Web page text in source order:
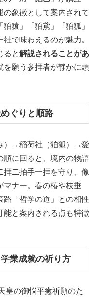
の象徴として案内されて
猿」「狛鳶」「狛狐」
で味わえるのが魅力。
ると解説されることがあ
を願う参拝者が静かに頭
ぐりと順路
）→稲荷社（狛狐）→愛
に回ると、境内の物語
拝二拍手一拝を守り、像
マナー。春の椿や枝垂
路「哲学の道」との相性
能と案内される点も特徴
業成就の祈り方
皇の御悩平癒祈願のた